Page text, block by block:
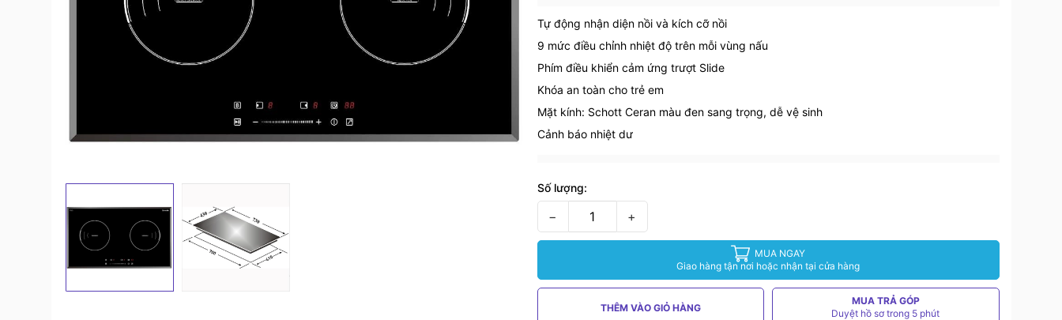
Tự động nhận diện nồi và kích cỡ nồi
9 mức điều chỉnh nhiệt độ trên mỗi vùng nấu
Phím điều khiển cảm ứng trượt Slide
Khóa an toàn cho trẻ em
Mặt kính: Schott Ceran màu đen sang trọng, dễ vệ sinh
Cảnh báo nhiệt dư
Số lượng:
− +
MUA NGAY
Giao hàng tận nơi hoặc nhận tại cửa hàng
THÊM VÀO GIỎ HÀNG
MUA TRẢ GÓP
Duyệt hồ sơ trong 5 phút